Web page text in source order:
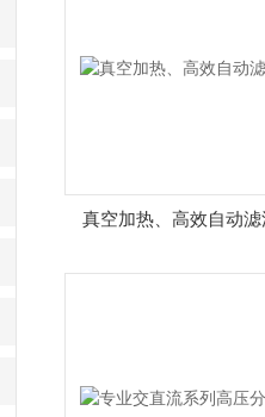
真空加热、高效自动滤